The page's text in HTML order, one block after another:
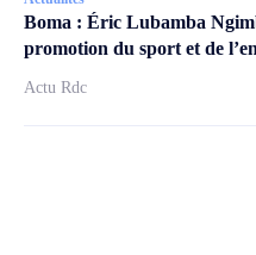
Boma : Éric Lubamba
promotion du sport et de
Actu Rdc